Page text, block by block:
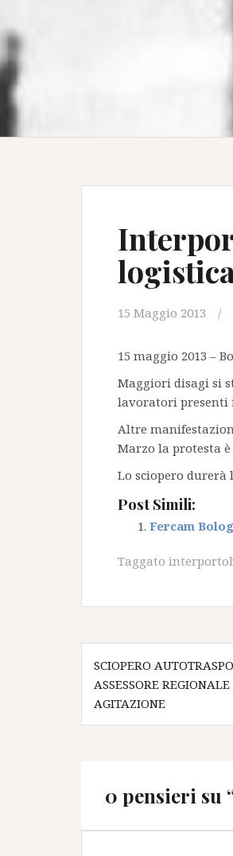
15 Maggio 2013
15 maggio 2013 –
Maggiori disagi si
lavoratori presenti
Altre
Marzo la protesta
Lo sciopero durerà
Post Simili:
Fercam
Taggato
Navigazione
articoli
SCIOPERO
ASSESSORE
AGITAZIONE
0 pensieri su